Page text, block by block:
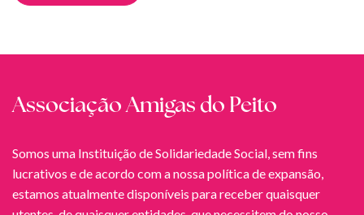
Associação Amigas do Peito
Somos uma Instituição de Solidariedade Social, sem fins
lucrativos e de acordo com a nossa política de expansão,
estamos atualmente disponíveis para receber quaisquer